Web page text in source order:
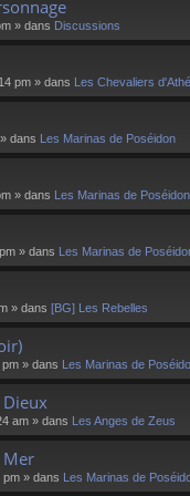
» dans Discussions
pm » dans Les Chevaliers
» dans Les Marinas de Poséidon
» dans Les Marinas de Poséidon
» dans Les Marinas de
» dans [BG] Les Rebelles
pm » dans Les Marinas de
Dieux
am » dans Les Anges de Zeus
Mer
pm » dans Les Marinas de